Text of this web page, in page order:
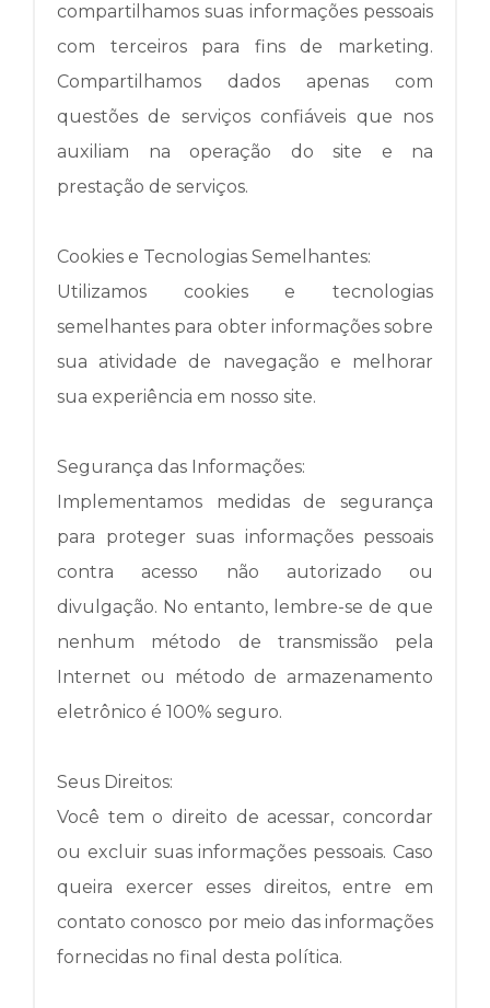
compartilhamos suas informações pessoais
com terceiros para fins de marketing.
Compartilhamos dados apenas com
questões de serviços confiáveis ​​que nos
auxiliam na operação do site e na
prestação de serviços.
Cookies e Tecnologias Semelhantes:
Utilizamos cookies e tecnologias
semelhantes para obter informações sobre
sua atividade de navegação e melhorar
sua experiência em nosso site.
Segurança das Informações:
Implementamos medidas de segurança
para proteger suas informações pessoais
contra acesso não autorizado ou
divulgação. No entanto, lembre-se de que
nenhum método de transmissão pela
Internet ou método de armazenamento
eletrônico é 100% seguro.
Seus Direitos:
Você tem o direito de acessar, concordar
ou excluir suas informações pessoais. Caso
queira exercer esses direitos, entre em
contato conosco por meio das informações
fornecidas no final desta política.